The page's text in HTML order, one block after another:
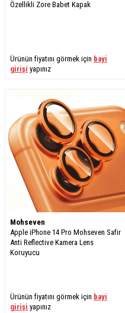
Özellikli Zore Babet Kapak
Ürünün fiyatını görmek için bayi
girişi yapınız
Mohseven
Apple iPhone 14 Pro Mohseven Safir
Anti Reflective Kamera Lens
Koruyucu
Ürünün fiyatını görmek için bayi
girişi yapınız